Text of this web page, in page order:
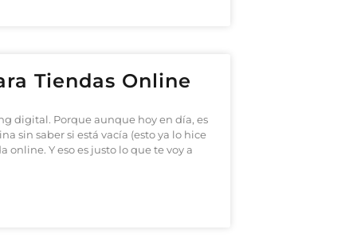
Tiendas Online
digital. Porque aunque hoy en día, es
sin saber si está vacía (esto ya lo hice
Y eso es justo lo que te voy a